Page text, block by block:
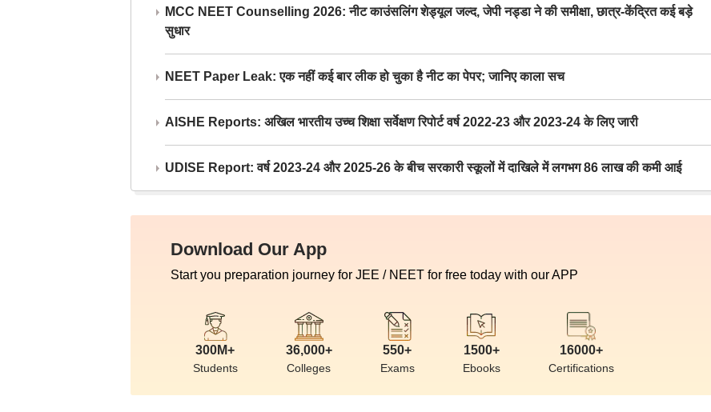
MCC NEET Counselling 2026: नीट काउंसलिंग शेड्यूल जल्द, जेपी नड्डा ने की समीक्षा, छात्र-केंद्रित कई बड़े
सुधार
NEET Paper Leak: एक नहीं कई बार लीक हो चुका है नीट का पेपर; जानिए काला सच
AISHE Reports: अखिल भारतीय उच्च शिक्षा सर्वेक्षण रिपोर्ट वर्ष 2022-23 और 2023-24 के लिए जारी
UDISE Report: वर्ष 2023-24 और 2025-26 के बीच सरकारी स्कूलों में दाखिले में लगभग 86 लाख की कमी आई
Download Our App
Start you preparation journey for JEE / NEET for free today with our APP
300M+
Students
36,000+
Colleges
550+
Exams
1500+
Ebooks
16000+
Certifications